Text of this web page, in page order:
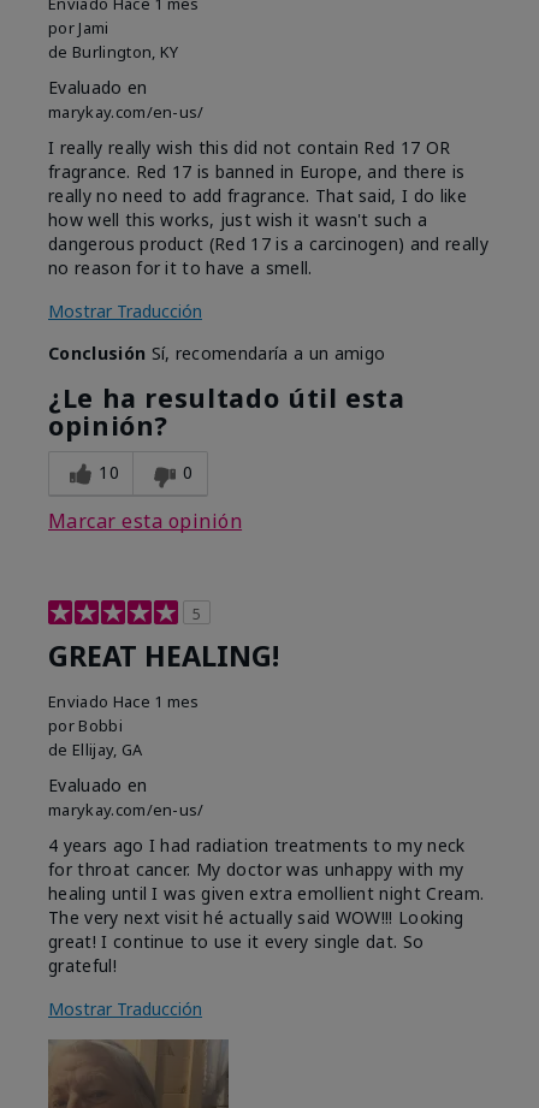
por Jami
de Burlington, KY
Evaluado en
marykay.com/en-us/
I really really wish this did not contain Red 17 OR
fragrance. Red 17 is banned in Europe, and there is
really no need to add fragrance. That said, I do like
how well this works, just wish it wasn't such a
dangerous product (Red 17 is a carcinogen) and really
no reason for it to have a smell.
Mostrar Traducción
Conclusión Sí, recomendaría a un amigo
¿Le ha resultado útil esta
opinión?
10 0
Marcar esta opinión
5
GREAT HEALING!
Enviado Hace 1 mes
por Bobbi
de Ellijay, GA
Evaluado en
marykay.com/en-us/
4 years ago I had radiation treatments to my neck
for throat cancer. My doctor was unhappy with my
healing until I was given extra emollient night Cream.
The very next visit hé actually said WOW!!! Looking
great! I continue to use it every single dat. So
grateful!
Mostrar Traducción